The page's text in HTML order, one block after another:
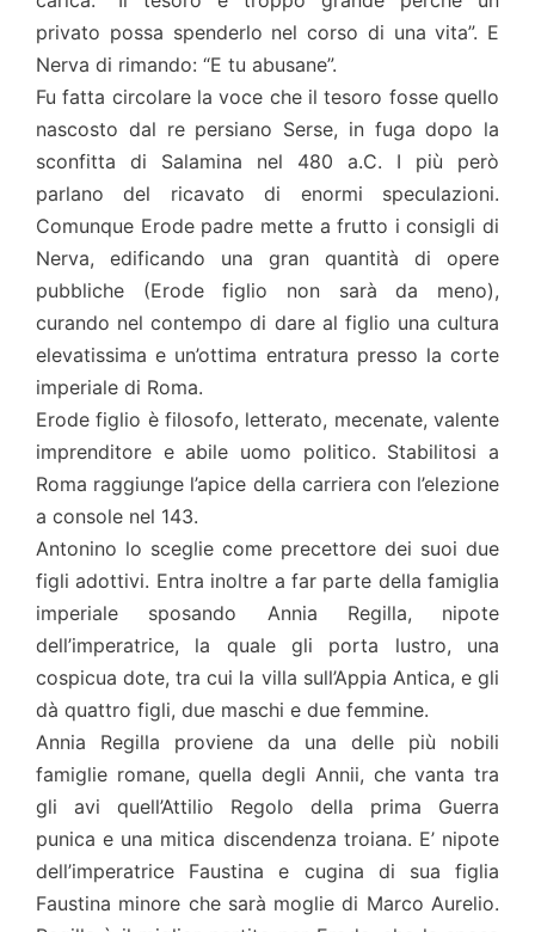
privato possa spenderlo nel corso di una vita”. E
Nerva di rimando: “E tu abusane”.
Fu fatta circolare la voce che il tesoro fosse quello
nascosto dal re persiano Serse, in fuga dopo la
sconfitta di Salamina nel 480 a.C. I più però
parlano del ricavato di enormi speculazioni.
Comunque Erode padre mette a frutto i consigli di
Nerva, edificando una gran quantità di opere
pubbliche (Erode figlio non sarà da meno),
curando nel contempo di dare al figlio una cultura
elevatissima e un’ottima entratura presso la corte
imperiale di Roma.
Erode figlio è filosofo, letterato, mecenate, valente
imprenditore e abile uomo politico. Stabilitosi a
Roma raggiunge l’apice della carriera con l’elezione
a console nel 143.
Antonino lo sceglie come precettore dei suoi due
figli adottivi. Entra inoltre a far parte della famiglia
imperiale sposando Annia Regilla, nipote
dell’imperatrice, la quale gli porta lustro, una
cospicua dote, tra cui la villa sull’Appia Antica, e gli
dà quattro figli, due maschi e due femmine.
Annia Regilla proviene da una delle più nobili
famiglie romane, quella degli Annii, che vanta tra
gli avi quell’Attilio Regolo della prima Guerra
punica e una mitica discendenza troiana. E’ nipote
dell’imperatrice Faustina e cugina di sua figlia
Faustina minore che sarà moglie di Marco Aurelio.